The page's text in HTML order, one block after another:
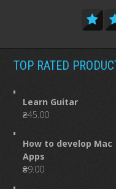
TOP RATED
Learn Guitar
₴45.00
How to develop Mac
Apps
₴9.00